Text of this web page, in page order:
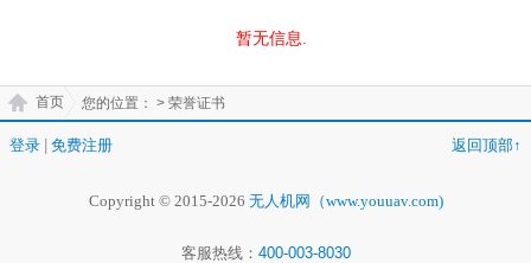
暂无信息.
您的位置：
首页 > 荣誉证书
登录 免费注册 返回顶部↑
Copyright © 2015-2026 无人机网（www.youuav.com)
客服热线： 400-003-8030